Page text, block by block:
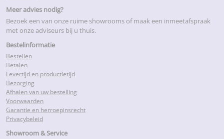
Meer advies nodig?
Bezoek een van onze ruime showrooms of maak een inmeetafspraak
met onze adviseurs bij u thuis.
Bestelinformatie
Bestellen
Betalen
Levertijd en productietijd
Bezorging
Afhalen van uw bestelling
Voorwaarden
Garantie en herroepinsrecht
Privacybeleid
Showroom & Service